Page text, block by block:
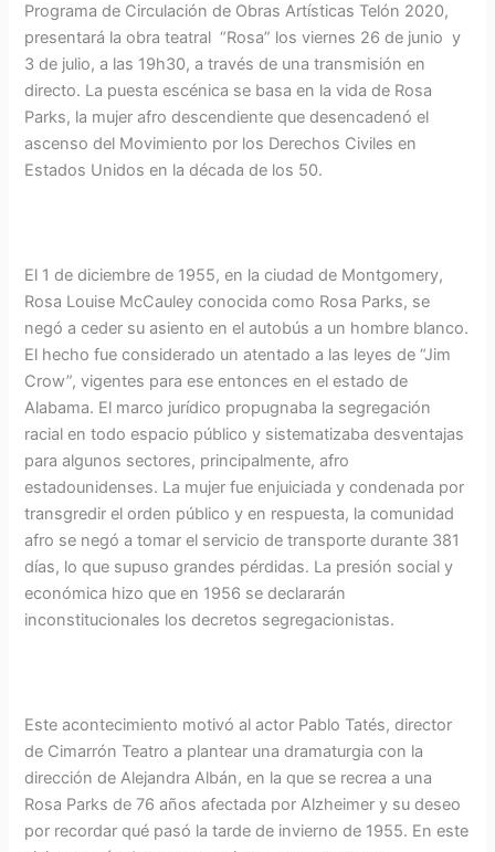
Programa de Circulación de Obras Artísticas Telón 2020,
presentará la obra teatral “Rosa” los viernes 26 de junio y
3 de julio, a las 19h30, a través de una transmisión en
directo. La puesta escénica se basa en la vida de Rosa
Parks, la mujer afro descendiente que desencadenó el
ascenso del Movimiento por los Derechos Civiles en
Estados Unidos en la década de los 50.
El 1 de diciembre de 1955, en la ciudad de Montgomery,
Rosa Louise McCauley conocida como Rosa Parks, se
negó a ceder su asiento en el autobús a un hombre blanco.
El hecho fue considerado un atentado a las leyes de “Jim
Crow”, vigentes para ese entonces en el estado de
Alabama. El marco jurídico propugnaba la segregación
racial en todo espacio público y sistematizaba desventajas
para algunos sectores, principalmente, afro
estadounidenses. La mujer fue enjuiciada y condenada por
transgredir el orden público y en respuesta, la comunidad
afro se negó a tomar el servicio de transporte durante 381
días, lo que supuso grandes pérdidas. La presión social y
económica hizo que en 1956 se declararán
inconstitucionales los decretos segregacionistas.
Este acontecimiento motivó al actor Pablo Tatés, director
de Cimarrón Teatro a plantear una dramaturgia con la
dirección de Alejandra Albán, en la que se recrea a una
Rosa Parks de 76 años afectada por Alzheimer y su deseo
por recordar qué pasó la tarde de invierno de 1955. En este